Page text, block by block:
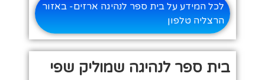
לכל המידע על בית ספר לנהיגה ארזים- באזור
הרצליה טלפון
בית ספר לנהיגה שמוליק שפי